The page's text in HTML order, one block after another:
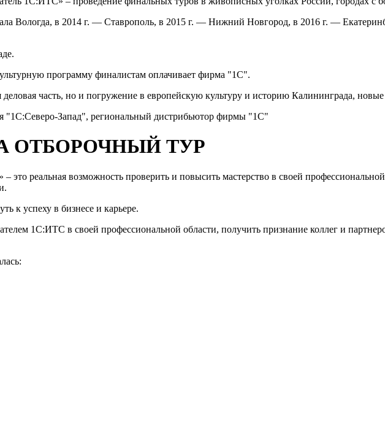
Вологда, в 2014 г. — Ставрополь, в 2015 г. — Нижний Новгород, в 2016 г. —
программу финалистам оплачивает фирма "1С".
часть, но и погружение в европейскую культуру и историю Калининграда,
"1С:Северо-Запад", региональный дистрибьютор фирмы "1С"
ОТБОРОЧНЫЙ ТУР
реальная возможность проверить и повысить мастерство в своей
к успеху в бизнесе и карьере.
1С:ИТС в своей профессиональной области, получить признание коллег и